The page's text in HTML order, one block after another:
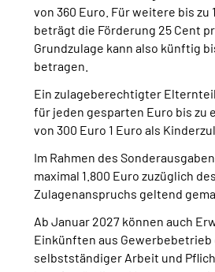
von 360 Euro. Für weitere bis zu
beträgt die Förderung 25 Cent
Grundzulage kann also künftig
betragen.
Ein zulageberechtigter
für jeden gesparten Euro bis zu
von 300 Euro 1 Euro als
Im Rahmen des
maximal 1.800 Euro zuzüglich des
Zulagenanspruchs geltend
Ab Januar 2027 können auch
Einkünften aus Gewerbebetrieb
selbstständiger Arbeit und